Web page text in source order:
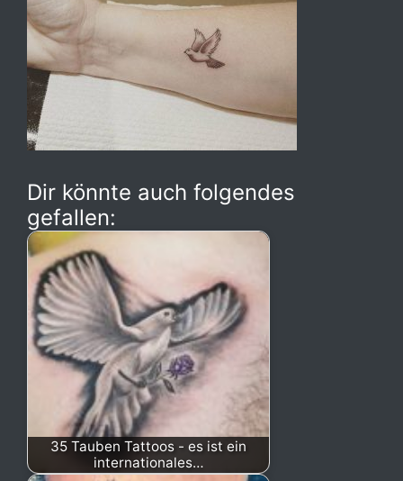
Dir könnte auch folgendes
gefallen:
35 Tauben Tattoos - es ist ein
internationales…